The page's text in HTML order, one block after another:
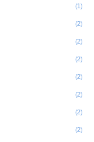
(1)
(2)
(2)
(2)
(2)
(2)
(2)
(2)